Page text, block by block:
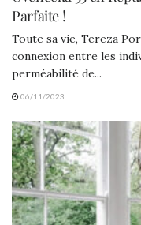
Parfaite !
Toute sa vie, Tereza
connexion entre les
perméabilité de...
06/11/2023